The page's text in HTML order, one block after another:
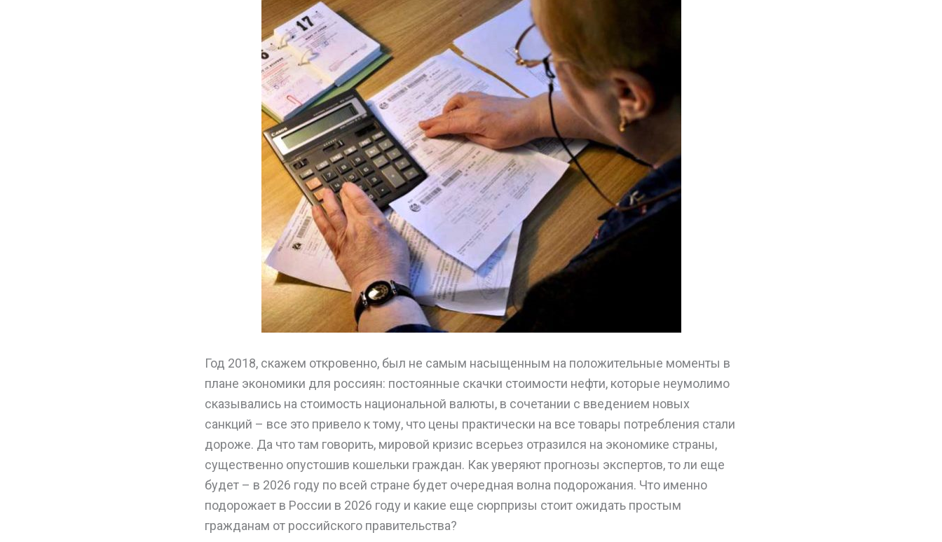
Год 2018, скажем откровенно, был не самым насыщенным на положительные моменты в
плане экономики для россиян: постоянные скачки стоимости нефти, которые неумолимо
сказывались на стоимость национальной валюты, в сочетании с введением новых
санкций – все это привело к тому, что цены практически на все товары потребления стали
дороже. Да что там говорить, мировой кризис всерьез отразился на экономике страны,
существенно опустошив кошельки граждан. Как уверяют прогнозы экспертов, то ли еще
будет – в 2026 году по всей стране будет очередная волна подорожания. Что именно
подорожает в России в 2026 году и какие еще сюрпризы стоит ожидать простым
гражданам от российского правительства?